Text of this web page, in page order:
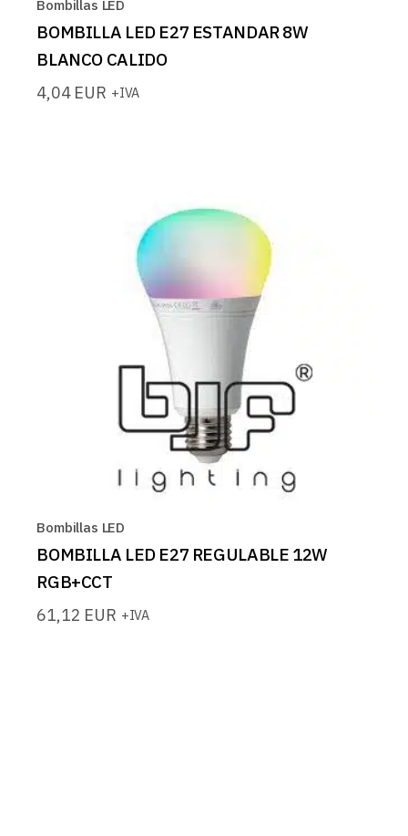
Bombillas LED
BOMBILLA LED E27 ESTANDAR 8W
BLANCO CALIDO
4,04 EUR +IVA
Bombillas LED
BOMBILLA LED E27 REGULABLE 12W
RGB+CCT
61,12 EUR +IVA